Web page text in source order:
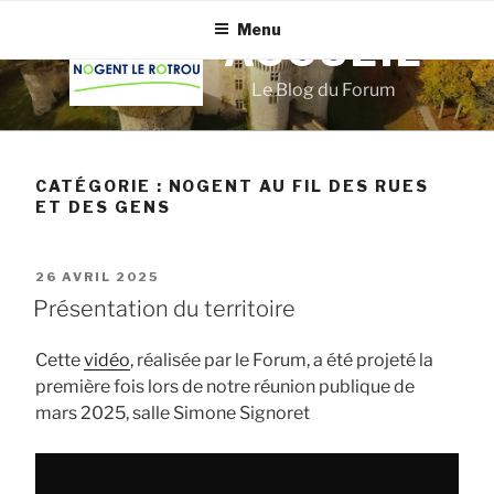
contenu
principal
ACCUEIL
Le Blog du Forum
Menu
CATÉGORIE : NOGENT AU FIL DES RUES
ET DES GENS
PUBLIÉ
LE
26 AVRIL 2025
Présentation du territoire
Cettevidéo, réalisée par le Forum, a été projeté la
première fois lors de notre réunion publique de
mars 2025, salle Simone Signoret